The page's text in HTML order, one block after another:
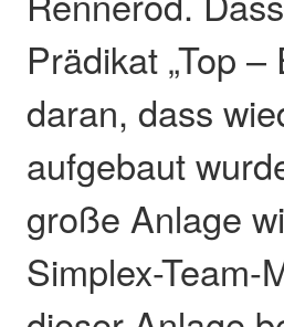
Prädikat „Top
daran, dass
aufgebaut
große Anlage
Simplex-Team-